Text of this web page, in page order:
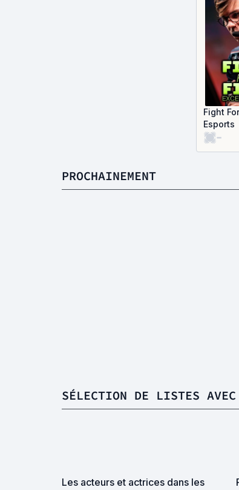
Fight
Esports
-
PROCHAINEMENT
SÉLECTION DE LISTES
Les acteurs et actrices dans les